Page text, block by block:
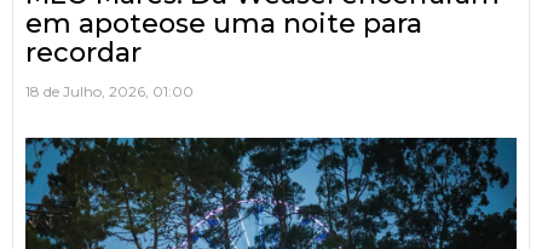
em apoteose uma noite para
recordar
18 de Julho, 2026, 01:00